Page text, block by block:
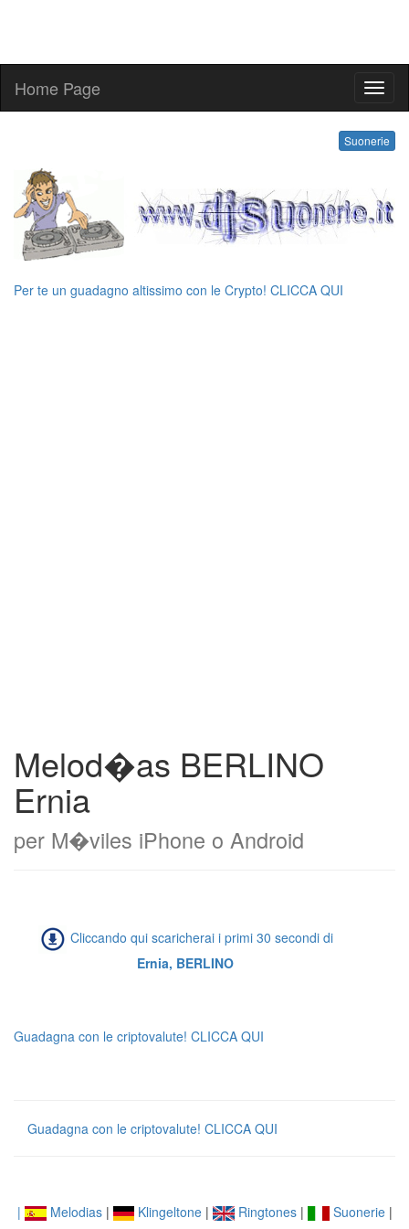
Home Page
Suonerie
Per te un guadagno altissimo con le Crypto! CLICCA QUI
Melod�as BERLINO
Ernia
per M�viles iPhone o Android
Cliccando qui scaricherai i primi 30 secondi di
Ernia, BERLINO
Guadagna con le criptovalute! CLICCA QUI
Guadagna con le criptovalute! CLICCA QUI
| Melodias| Klingeltone| Ringtones| Suonerie|